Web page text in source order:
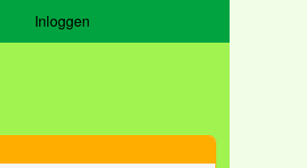
Inloggen